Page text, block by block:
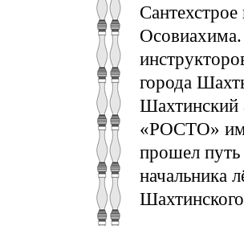
города
Шахтинский
«РОСТО»
прошел путь
начальника